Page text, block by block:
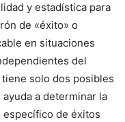
y estadística para
de «éxito» o
en situaciones
del
solo dos posibles
a determinar la
de éxitos